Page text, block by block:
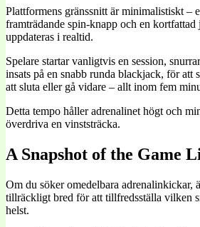
Plattformens gränssnitt är minimalistiskt –
framträdande spin-knapp och en
uppdateras i realtid.
Spelare startar vanligtvis en session,
insats på en snabb runda blackjack, för att
att sluta eller gå vidare – allt inom fem
Detta tempo håller adrenalinet högt och
överdriva en vinststräcka.
A Snapshot of the Game
Om du söker omedelbara adrenalinkickar,
tillräckligt bred för att tillfredsställa vilken
helst.